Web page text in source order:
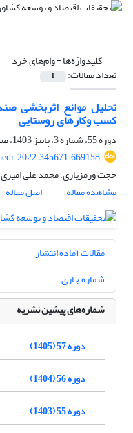
کلیدواژه‌ها =وام‌های خرد
تعداد مقالات: 1
تحلیل موانع اثربخشی
کسب ‏وکارهای روستایی
دوره 55، شماره 3، پاییز 1403، صفحه
حجت ورمزیاری، محمد علی
مشاهده مقاله
اصل مقاله
مقالات آماده انتشار
شماره جاری
شماره‌های پیشین نشریه
دوره 57 (1405)
دوره 56 (1404)
دوره 55 (1403)